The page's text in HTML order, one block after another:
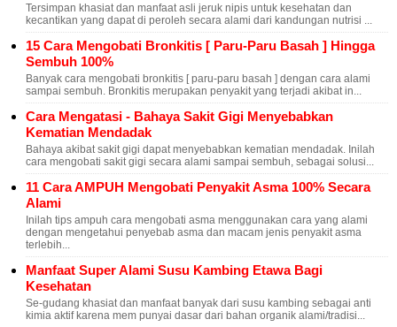
Tersimpan khasiat dan manfaat asli jeruk nipis untuk kesehatan dan
kecantikan yang dapat di peroleh secara alami dari kandungan nutrisi ...
15 Cara Mengobati Bronkitis [ Paru-Paru Basah ] Hingga
Sembuh 100%
Banyak cara mengobati bronkitis [ paru-paru basah ] dengan cara alami
sampai sembuh. Bronkitis merupakan penyakit yang terjadi akibat in...
Cara Mengatasi - Bahaya Sakit Gigi Menyebabkan
Kematian Mendadak
Bahaya akibat sakit gigi dapat menyebabkan kematian mendadak. Inilah
cara mengobati sakit gigi secara alami sampai sembuh, sebagai solusi...
11 Cara AMPUH Mengobati Penyakit Asma 100% Secara
Alami
Inilah tips ampuh cara mengobati asma menggunakan cara yang alami
dengan mengetahui penyebab asma dan macam jenis penyakit asma
terlebih...
Manfaat Super Alami Susu Kambing Etawa Bagi
Kesehatan
Se-gudang khasiat dan manfaat banyak dari susu kambing sebagai anti
kimia aktif karena mem punyai dasar dari bahan organik alami/tradisi...